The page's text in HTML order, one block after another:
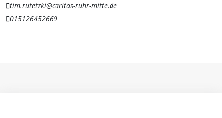
tim.rutetzki@caritas-ruhr-mitte.de
015126452669